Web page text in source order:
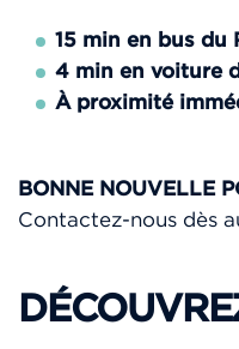
15 min en bus du
4 min en voiture
À proximité
BONNE NOUVELLE
Contactez-nous dès